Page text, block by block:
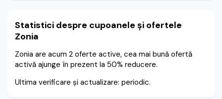
Statistici despre cupoanele și ofertele
Zonia
Zonia are acum 2 oferte active, cea mai bună ofertă
activă ajunge în prezent la 50% reducere.
Ultima verificare și actualizare: periodic.